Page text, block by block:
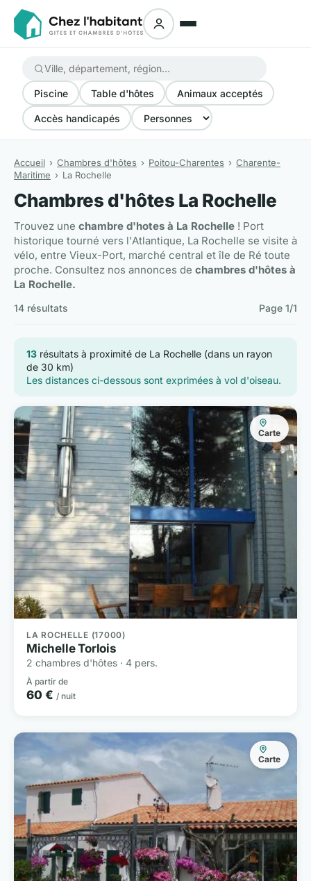
Piscine Table d'hôtes Animaux acceptés
Accès handicapés
Accueil Chambres d'hôtes Poitou-Charentes
Charente-
Maritime
La Rochelle
Chambres d'hôtes La Rochelle
Trouvez une chambre d'hotes à La Rochelle ! Port
historique tourné vers l'Atlantique, La Rochelle se visite à
vélo, entre Vieux-Port, marché central et île de Ré toute
proche. Consultez nos annonces de chambres d'hôtes à
La Rochelle.
14 résultats Page 1/1
13 résultats à proximité de La Rochelle (dans un rayon
de 30 km)
Les distances ci-dessous sont exprimées à vol d'oiseau.
Carte
LA ROCHELLE (17000)
Michelle Torlois
2 chambres d'hôtes · 4 pers.
À partir de
60 € / nuit
Carte